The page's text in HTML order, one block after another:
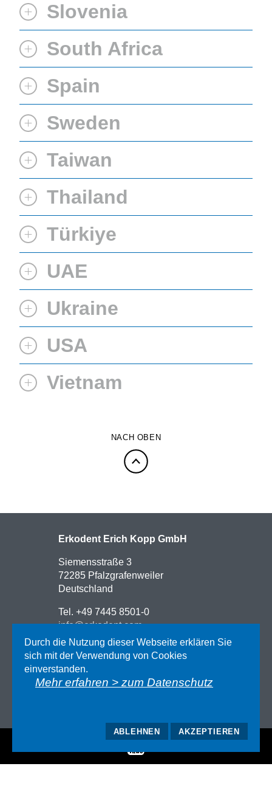
Slovenia
South Africa
Spain
Sweden
Taiwan
Thailand
Türkiye
UAE
Ukraine
USA
Vietnam
NACH OBEN
Erkodent Erich Kopp GmbH
Siemensstraße 3
72285 Pfalzgrafenweiler
Deutschland
Tel. +49 7445 8501-0
info@erkodent.com
Kontakt
Anfahrt
Impressum
Datenschutz
Durch die Nutzung dieser Webseite erklären Sie
sich mit der Verwendung von Cookies
einverstanden.
Mehr erfahren > zum Datenschutz
ABLEHNEN AKZEPTIEREN